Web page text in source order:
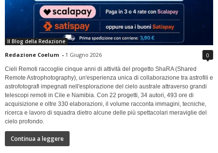
Il Blog della Redazione
Redazione Coelum - 1 Giugno 2026 0
Cieli Remoti raccoglie cinque anni di attività del progetto ShaRA (Shared
Remote Astrophotography), un'esperienza unica di collaborazione tra astrofili e
astrofotografi impegnati nell'esplorazione del cielo australe attraverso grandi
telescopi remoti in Cile e Namibia. Con 22 progetti, 34 autori, 493 ore di
acquisizione e oltre 330 elaborazioni, il volume racconta immagini, tecniche,
ricerca e lavoro di squadra dietro alcune delle più spettacolari meraviglie del
cielo profondo.
Continua a leggere